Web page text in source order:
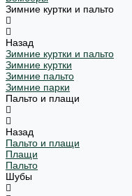
Зимние куртки и пальто
Назад
Зимние куртки и пальто
Зимние куртки
Зимние пальто
Зимние парки
Пальто и плащи
Назад
Пальто и плащи
Плащи
Пальто
Шубы